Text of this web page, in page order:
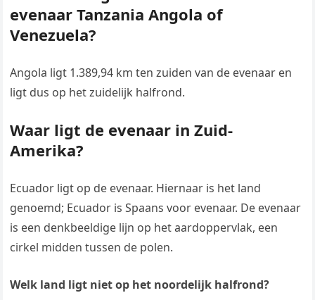
evenaar Tanzania Angola of
Venezuela?
Angola ligt 1.389,94 km ten zuiden van de evenaar en
ligt dus op het zuidelijk halfrond.
Waar ligt de evenaar in Zuid-
Amerika?
Ecuador ligt op de evenaar. Hiernaar is het land
genoemd; Ecuador is Spaans voor evenaar. De evenaar
is een denkbeeldige lijn op het aardoppervlak, een
cirkel midden tussen de polen.
Welk land ligt niet op het noordelijk halfrond?